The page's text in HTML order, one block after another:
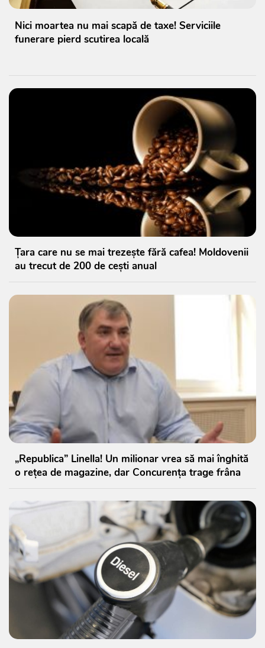
Nici moartea nu mai scapă de taxe! Serviciile
funerare pierd scutirea locală
Țara care nu se mai trezește fără cafea! Moldovenii
au trecut de 200 de cești anual
„Republica” Linella! Un milionar vrea să mai înghită
o rețea de magazine, dar Concurența trage frâna